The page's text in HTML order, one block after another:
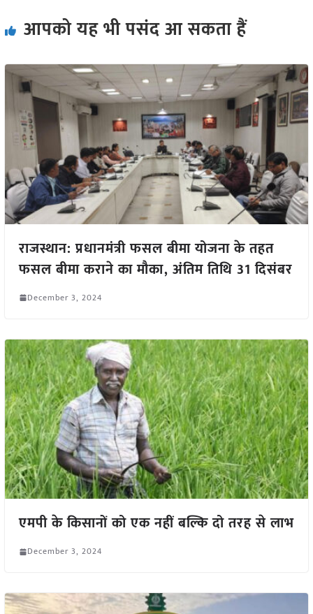
आपको यह भी पसंद आ सकता हैं
राजस्थान: प्रधानमंत्री फसल बीमा योजना के तहत
फसल बीमा कराने का मौका, अंतिम तिथि 31 दिसंबर
December 3, 2024
एमपी के किसानों को एक नहीं बल्कि दो तरह से लाभ
December 3, 2024